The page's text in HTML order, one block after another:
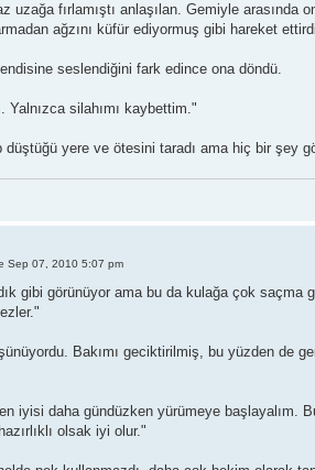
uzağa fırlamıştı anlaşılan. Gemiyle
ağzını küfür ediyormuş gibi hareket
seslendiğini fark edince ona döndü.
Yalnızca silahımı kaybettim."
düştüğü yere ve ötesini taradı ama hiç bir şey
Sep 07, 2010 5:07 pm
gibi görünüyor ama bu da kulağa çok saçma
Bakımı geciktirilmiş, bu yüzden de
iyisi daha gündüzken yürümeye başlayalım.
olsak iyi olur."